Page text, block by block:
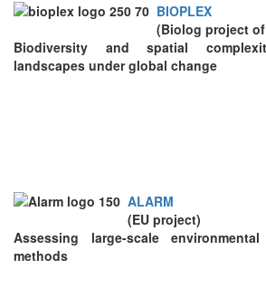
BIOPLEX
(Biolog project
Biodiversity and spatial complex
landscapes under global change
ALARM
(EU project)
Assessing large-scale environmental
methods